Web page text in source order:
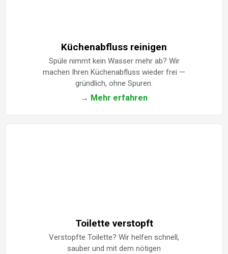
Küchenabfluss reinigen
Spüle nimmt kein Wasser mehr ab? Wir
machen Ihren Küchenabfluss wieder frei —
gründlich, ohne Spuren.
→ Mehr erfahren
Toilette verstopft
Verstopfte Toilette? Wir helfen schnell,
sauber und mit dem nötigen